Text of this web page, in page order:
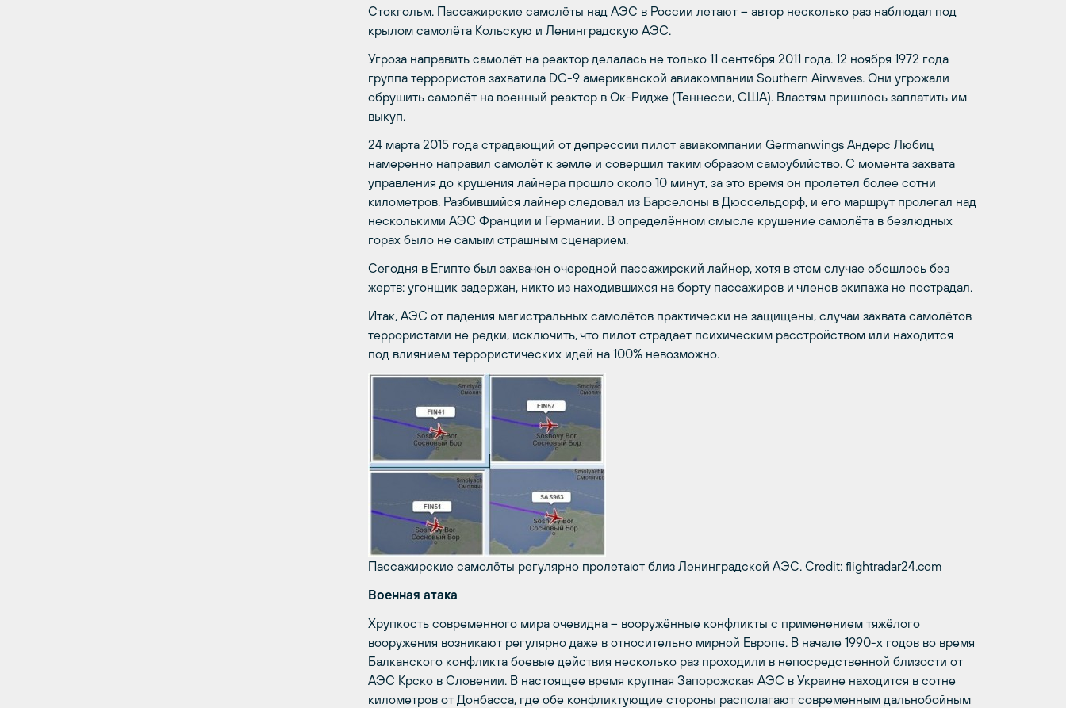
Стокгольм. Пассажирские самолёты над АЭС в России летают – автор несколько раз наблюдал под
крылом самолёта Кольскую и Ленинградскую АЭС.
Угроза направить самолёт на реактор делалась не только 11 сентября 2011 года. 12 ноября 1972 года
группа террористов захватила DC-9 американской авиакомпании Southern Airwaves. Они угрожали
обрушить самолёт на военный реактор в Ок-Ридже (Теннесси, США). Властям пришлось заплатить им
выкуп.
24 марта 2015 года страдающий от депрессии пилот авиакомпании Germanwings Андерс Любиц
намеренно направил самолёт к земле и совершил таким образом самоубийство. С момента захвата
управления до крушения лайнера прошло около 10 минут, за это время он пролетел более сотни
километров. Разбившийся лайнер следовал из Барселоны в Дюссельдорф, и его маршрут пролегал над
несколькими АЭС Франции и Германии. В определённом смысле крушение самолёта в безлюдных
горах было не самым страшным сценарием.
Сегодня в Египте был захвачен очередной пассажирский лайнер, хотя в этом случае обошлось без
жертв: угонщик задержан, никто из находившихся на борту пассажиров и членов экипажа не пострадал.
Итак, АЭС от падения магистральных самолётов практически не защищены, случаи захвата самолётов
террористами не редки, исключить, что пилот страдает психическим расстройством или находится
под влиянием террористических идей на 100% невозможно.
Пассажирские самолёты регулярно пролетают близ Ленинградской АЭС. Credit: flightradar24.com
Военная атака
Хрупкость современного мира очевидна – вооружённые конфликты с применением тяжёлого
вооружения возникают регулярно даже в относительно мирной Европе. В начале 1990-х годов во время
Балканского конфликта боевые действия несколько раз проходили в непосредственной близости от
АЭС Крско в Словении. В настоящее время крупная Запорожская АЭС в Украине находится в сотне
километров от Донбасса, где обе конфликтующие стороны располагают современным дальнобойным